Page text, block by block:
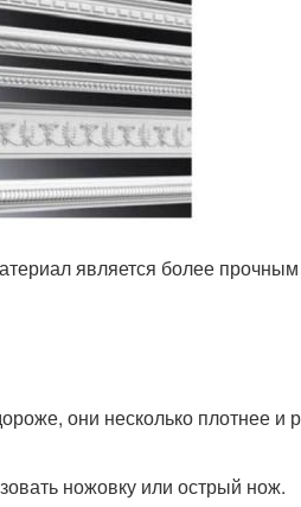
является более
они несколько плотнее и
ножовку или острый нож.